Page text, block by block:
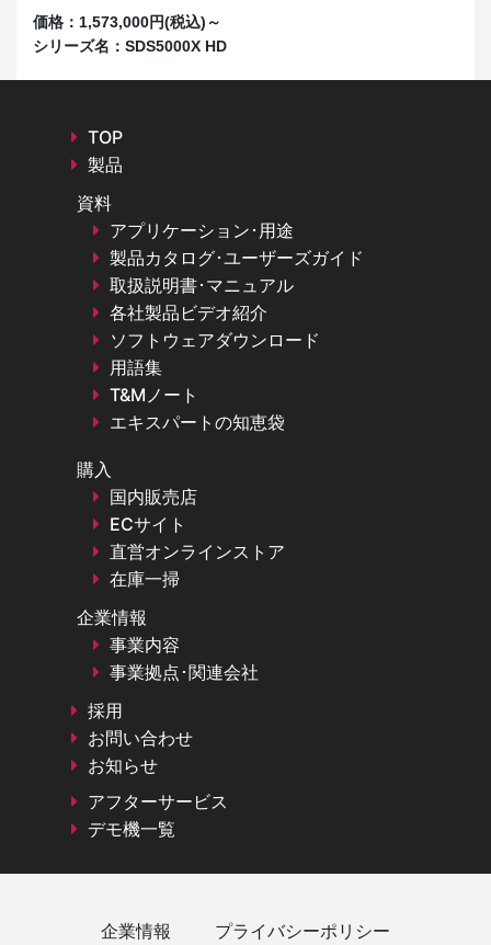
価格： 1,573,000円(税込)～
シリーズ名： SDS5000X HD
TOP
製品
資料
アプリケーション･用途
製品カタログ･ユーザーズガイド
取扱説明書･マニュアル
各社製品ビデオ紹介
ソフトウェアダウンロード
用語集
T&Mノート
エキスパートの知恵袋
購入
国内販売店
ECサイト
直営オンラインストア
在庫一掃
企業情報
事業内容
事業拠点･関連会社
採用
お問い合わせ
お知らせ
アフターサービス
デモ機一覧
企業情報 プライバシーポリシー